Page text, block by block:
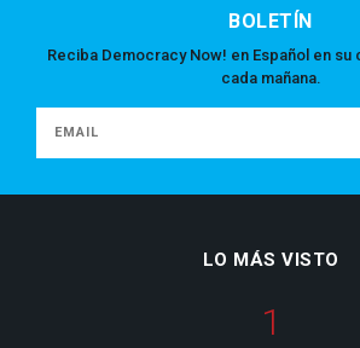
BOLETÍN
Reciba Democracy Now! en Español en
cada mañana.
LO MÁS VISTO
1